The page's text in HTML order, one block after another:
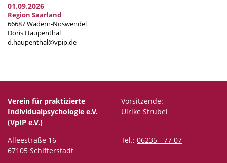
01.09.2026
Region Saarland
66687 Wadern-Noswendel
Doris Haupenthal
d.haupenthal@vpip.de
Verein für praktizierte
Individualpsychologie e.V.
(VpIP e.V.)
Vorsitzende:
Ulrike Strubel
Alleestraße 16
67105 Schifferstadt
Tel.: 06235 - 77 07